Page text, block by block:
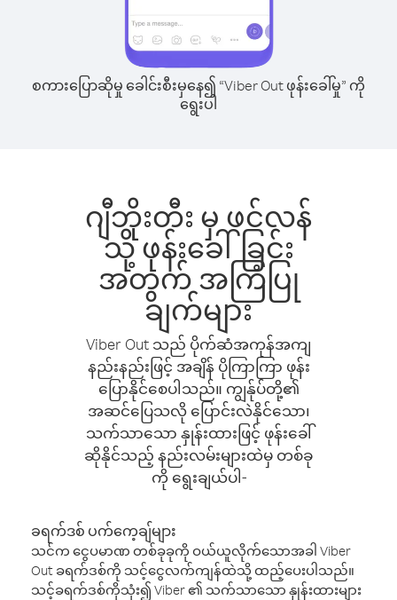
စကားပြောဆိုမှု ခေါင်းစီးမှနေ၍ “Viber Out ဖုန်းခေါ်မှု” ကို
ရွေးပါ
ဂျီဘိုးတီး မှ ဖင်လန်
သို့ ဖုန်းခေါ်ခြင်း
အတွက် အကြံပြု
ချက်များ
Viber Out သည် ပိုက်ဆံအကုန်အကျ
နည်းနည်းဖြင့် အချိန် ပိုကြာကြာ ဖုန်း
ပြောနိုင်စေပါသည်။ ကျွန်ုပ်တို့၏
အဆင်ပြေသလို ပြောင်းလဲနိုင်သော၊
သက်သာသော နှုန်းထားဖြင့် ဖုန်းခေါ်
ဆိုနိုင်သည့် နည်းလမ်းများထဲမှ တစ်ခု
ကို ရွေးချယ်ပါ-
ခရက်ဒစ် ပက်ကေ့ချ်များ
သင်က ငွေပမာဏ တစ်ခုခုကို ဝယ်ယူလိုက်သောအခါ Viber
Out ခရက်ဒစ်ကို သင့်ငွေလက်ကျန်ထဲသို့ ထည့်ပေးပါသည်။
သင့်ခရက်ဒစ်ကိုသုံး၍ Viber ၏ သက်သာသော နှုန်းထားများ